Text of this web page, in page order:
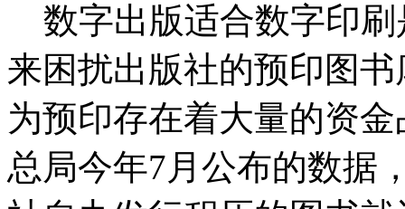
数字出版适合数字印刷
来困扰出版社的预印图
为预印存在着大量的资
总局今年7月公布的数据